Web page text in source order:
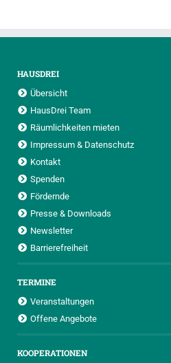
HAUSDREI
Übersicht
HausDrei Team
Räumlichkeiten mieten
Impressum & Datenschutz
Kontakt
Spenden
Fördernde
Presse & Downloads
Newsletter
Barrierefreiheit
TERMINE
Veranstaltungen
Offene Angebote
KOOPERATIONEN